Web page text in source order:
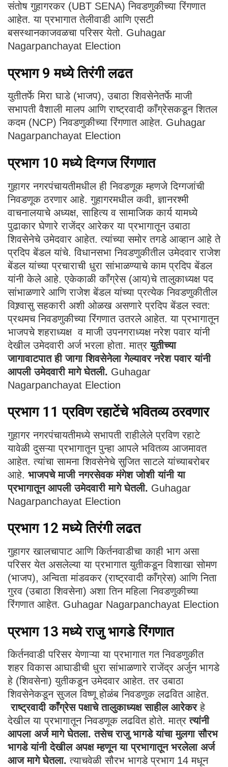
संतोष गुहागरकर (UBT SENA) निवडणुकीच्या रिंगणात
आहेत. या प्रभागात तेलीवाडी आणि एसटी
बसस्थानकाजवळचा परिसर येतो. Guhagar
Nagarpanchayat Election
प्रभाग 9 मध्ये तिरंगी लढत
युतीतर्फे मिरा घाडे (भाजप), उबाठा शिवसेनेतर्फे माजी
सभापती वैशाली मालप आणि राष्ट्रवादी काँग्रेसकडून शितल
कदम (NCP) निवडणुकीच्या रिंगणात आहेत. Guhagar
Nagarpanchayat Election
प्रभाग 10 मध्ये दिग्गज रिंगणात
गुहागर नगरपंचायतीमधील ही निवडणूक म्हणजे दिग्गजांची
निवडणूक ठरणार आहे. गुहागरमधील कवी, ज्ञानरश्मी
वाचनालयाचे अध्यक्ष, साहित्य व सामाजिक कार्य यामध्ये
पुढाकार घेणारे राजेंद्र आरेकर या प्रभागातून उबाठा
शिवसेनेचे उमेदवार आहेत. त्यांच्या समोर तगडे आव्हान आहे ते
प्रदिप बेंडल यांचे. विधानसभा निवडणुकीतील उमेदवार राजेश
बेंडल यांच्या प्रचाराची धुरा सांभाळण्याचे काम प्रदिप बेंडल
यांनी केले आहे. एकेकाळी काँग्रेस (आय)चे तालुकाध्यक्ष पद
सांभाळणारे आणि राजेश बेंडल यांच्या प्रत्येक निवडणुकीतील
विश्र्वासु सहकारी अशी ओळख असणारे प्रदिप बेंडल स्वत:
प्रथमच निवडणुकीच्या रिंगणात उतरले आहेत. या प्रभागातून
भाजपचे शहराध्यक्ष व माजी उपनगराध्यक्ष नरेश पवार यांनी
देखील उमेदवारी अर्ज भरला होता. मात्रयुतीच्या
जागावाटपात ही जागा शिवसेनेला गेल्यावर नरेश पवार यांनी
आपली उमेदवारी मागे घेतली. Guhagar
Nagarpanchayat Election
प्रभाग 11 प्रविण रहाटेंचे भवितव्य ठरवणार
गुहागर नगरपंचायतीमध्ये सभापती राहीलेले प्रविण रहाटे
यावेळी दुसऱ्या प्रभागातून पुन्हा आपले भवितव्य आजमावत
आहेत. त्यांचा सामना शिवसेनेचे सुजित साटले यांच्याबरोबर
आहे. भाजपचे माजी नगरसेवक मंगेश जोशी यांनी या
प्रभागातून आपली उमेदवारी मागे घेतली. Guhagar
Nagarpanchayat Election
प्रभाग 12 मध्ये तिरंगी लढत
गुहागर खालचापाट आणि किर्तनवाडीचा काही भाग असा
परिसर येत असलेल्या या प्रभागात युतीकडून विशाखा सोमण
(भाजप), अन्विता मांडवकर (राष्ट्रवादी काँग्रेस) आणि निता
गुरव (उबाठा शिवसेना) अशा तिन महिला निवडणुकीच्या
रिंगणात आहेत. Guhagar Nagarpanchayat Election
प्रभाग 13 मध्ये राजु भागडे रिंगणात
किर्तनवाडी परिसर येणाऱ्या या प्रभागात गत निवडणुकीत
शहर विकास आघाडीची धुरा सांभाळणारे राजेंद्र अर्जुन भागडे
हे (शिवसेना) युतीकडून उमेदवार आहेत. तर उबाठा
शिवसेनेकडून सुजल विष्णू होळंब निवडणुक लढवित आहेत.
राष्ट्रवादी काँग्रेस पक्षाचे तालुकाध्यक्ष साहील आरेकरहे
देखील या प्रभागातून निवडणूक लढवित होते. मात्रत्यांनी
आपला अर्ज मागे घेतला. तसेच राजु भागडे यांचा मुलगा सौरभ
भागडे यांनी देखील अपक्ष म्हणून या प्रभागातून भरलेला अर्ज
आज मागे घेतला. त्याचवेळी सौरभ भागडे प्रभाग 14 मधून